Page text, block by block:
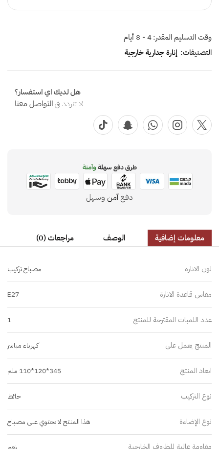
وقت التسليم المقدر:4 - 8 أيام
التصنيفات: إنارة جدارية خارجية
هل لديك اي استفسار؟
لا تتردد فيالتواصل معنا
طرق دفع سهلةوآمنة
دفعآمن وسهل
معلومات إضافية الوصف مراجعات (0)
لون الانارة مصباح تركيب
مقاس قاعدة الانارة E27
عدد اللمبات المقترحة للمنتج 1
المنتج يعمل على كهرباء مباشر
ابعاد المنتج 345*120*110 ملم
نوع التركيب حائط
نوع الإضاءة هذا المنتج لا يحتوي على مصباح
مقاومة عالية للظروف الخارجية